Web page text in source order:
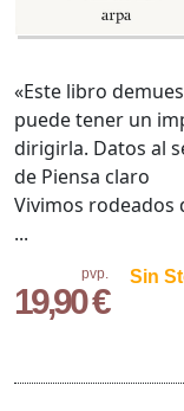
pvp.
19,90 €
Sin
«Este libro
puede tener un
dirigirla. Datos al
de Piensa claro
Vivimos rodeados
...